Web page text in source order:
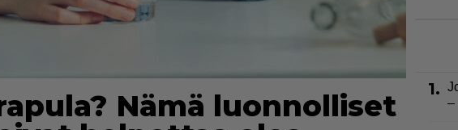
Nämä luonnolliset
1.
–